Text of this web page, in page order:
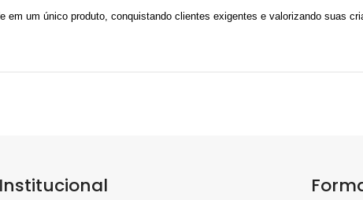
um único produto, conquistando clientes exigentes e valorizando suas
Institucional